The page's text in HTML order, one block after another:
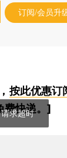
订阅/会员升
按此优惠订
费快递。]
请求超时